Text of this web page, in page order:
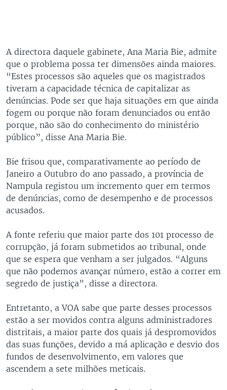
A directora daquele gabinete, Ana Maria Bie, admite
que o problema possa ter dimensões ainda maiores.
“Estes processos são aqueles que os magistrados
tiveram a capacidade técnica de capitalizar as
denúncias. Pode ser que haja situações em que ainda
fogem ou porque não foram denunciados ou então
porque, não são do conhecimento do ministério
público”, disse Ana Maria Bie.
Bie frisou que, comparativamente ao período de
Janeiro a Outubro do ano passado, a província de
Nampula registou um incremento quer em termos
de denúncias, como de desempenho e de processos
acusados.
A fonte referiu que maior parte dos 101 processo de
corrupção, já foram submetidos ao tribunal, onde
que se espera que venham a ser julgados. “Alguns
que não podemos avançar número, estão a correr em
segredo de justiça”, disse a directora.
Entretanto, a VOA sabe que parte desses processos
estão a ser movidos contra alguns administradores
distritais, a maior parte dos quais já despromovidos
das suas funções, devido a má aplicação e desvio dos
fundos de desenvolvimento, em valores que
ascendem a sete milhões meticais.